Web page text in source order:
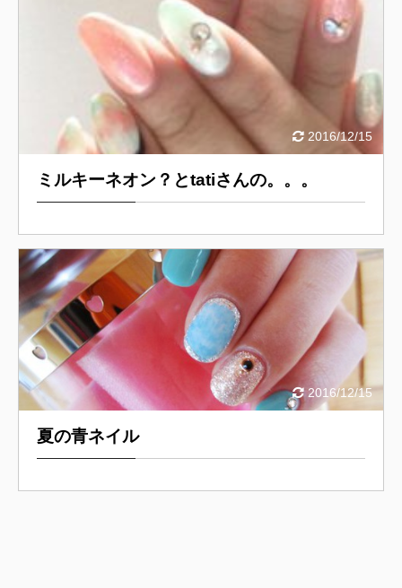
2016/12/15
ミルキーネオン？とtatiさんの。。。
2016/12/15
夏の青ネイル